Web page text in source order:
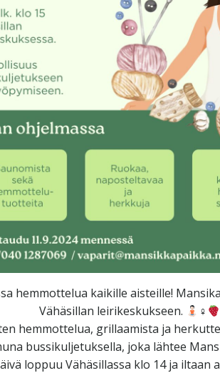
hemmottelua kaikille aisteille!
Vähäsillan leirikeskukseen.
‍♀
hemmottelua, grillaamista ja
bussikuljetuksella, joka lähtee
loppuu Vähäsillassa klo 14 ja